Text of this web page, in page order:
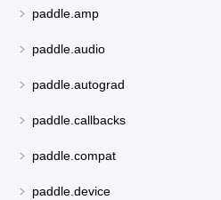
paddle.amp
paddle.audio
paddle.autograd
paddle.callbacks
paddle.compat
paddle.device